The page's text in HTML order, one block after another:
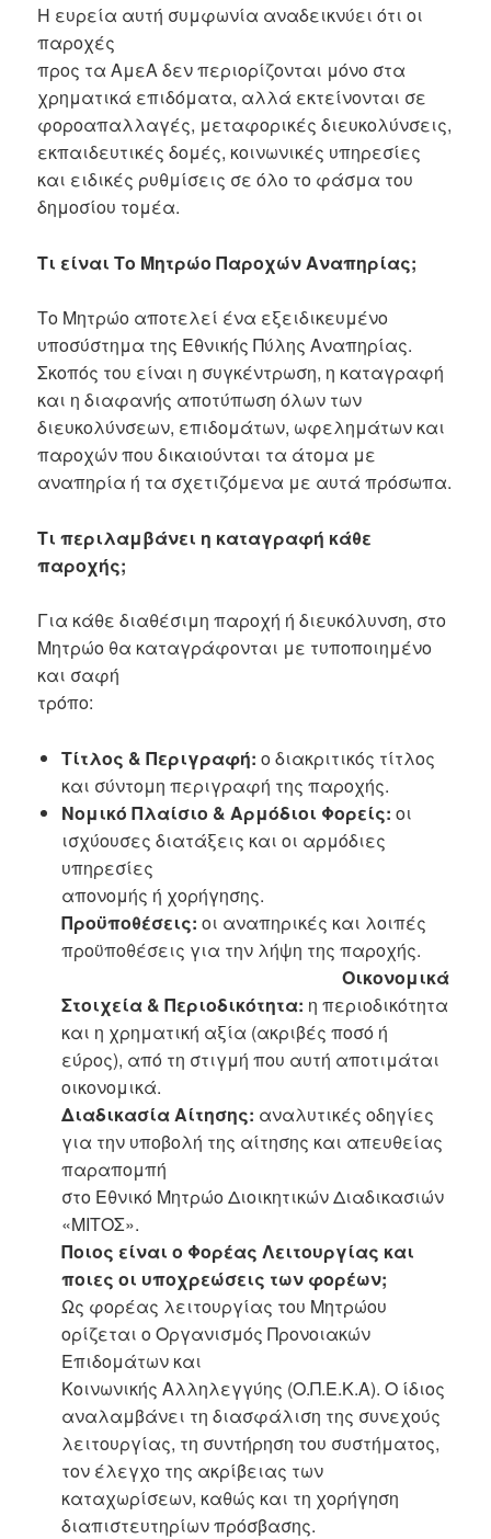
Η ευρεία αυτή συμφωνία αναδεικνύει ότι οι
παροχές
προς τα ΑμεΑ δεν περιορίζονται μόνο στα
χρηματικά επιδόματα, αλλά εκτείνονται σε
φοροαπαλλαγές, μεταφορικές διευκολύνσεις,
εκπαιδευτικές δομές, κοινωνικές υπηρεσίες
και ειδικές ρυθμίσεις σε όλο το φάσμα του
δημοσίου τομέα.
Τι είναι Το Μητρώο Παροχών Αναπηρίας;
Το Μητρώο αποτελεί ένα εξειδικευμένο
υποσύστημα της Εθνικής Πύλης Αναπηρίας.
Σκοπός του είναι η συγκέντρωση, η καταγραφή
και η διαφανής αποτύπωση όλων των
διευκολύνσεων, επιδομάτων, ωφελημάτων και
παροχών που δικαιούνται τα άτομα με
αναπηρία ή τα σχετιζόμενα με αυτά πρόσωπα.
Τι περιλαμβάνει η καταγραφή κάθε
παροχής;
Για κάθε διαθέσιμη παροχή ή διευκόλυνση, στο
Μητρώο θα καταγράφονται με τυποποιημένο
και σαφή
τρόπο:
Τίτλος & Περιγραφή: ο διακριτικός τίτλος
και σύντομη περιγραφή της παροχής.
Νομικό Πλαίσιο & Αρμόδιοι Φορείς: οι
ισχύουσες διατάξεις και οι αρμόδιες
υπηρεσίες
απονομής ή χορήγησης.
Προϋποθέσεις: οι αναπηρικές και λοιπές
προϋποθέσεις για την λήψη της παροχής.
Οικονομικά
Στοιχεία & Περιοδικότητα: η περιοδικότητα
και η χρηματική αξία (ακριβές ποσό ή
εύρος), από τη στιγμή που αυτή αποτιμάται
οικονομικά.
Διαδικασία Αίτησης: αναλυτικές οδηγίες
για την υποβολή της αίτησης και απευθείας
παραπομπή
στο Εθνικό Μητρώο Διοικητικών Διαδικασιών
«ΜΙΤΟΣ».
Ποιος είναι ο Φορέας Λειτουργίας και
ποιες οι υποχρεώσεις των φορέων;
Ως φορέας λειτουργίας του Μητρώου
ορίζεται ο Οργανισμός Προνοιακών
Επιδομάτων και
Κοινωνικής Αλληλεγγύης (Ο.Π.Ε.Κ.Α). Ο ίδιος
αναλαμβάνει τη διασφάλιση της συνεχούς
λειτουργίας, τη συντήρηση του συστήματος,
τον έλεγχο της ακρίβειας των
καταχωρίσεων, καθώς και τη χορήγηση
διαπιστευτηρίων πρόσβασης.